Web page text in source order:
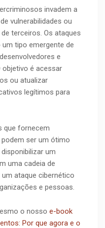
invadem a
vulnerabilidades ou
terceiros. Os ataques
tipo emergente de
e
é acessar
ou atualizar
legítimos para
que fornecem
ser um ótimo
um
uma cadeia de
ataque cibernético
e pessoas.
o nosso e-book
Por que agora e o